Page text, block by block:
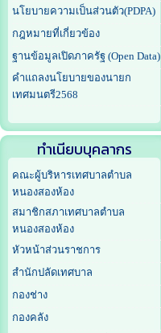
นโยบายความเป็นส่วนตัว(PDPA)
กฎหมายที่เกี่ยวข้อง
ฐานข้อมูลเปิดภาครัฐ (Open Data)
คำแถลงนโยบายของนายก
เทศมนตรี2568
ทำเนียบบุคลากร
คณะผู้บริหารเทศบาลตำบล
หนองสองห้อง
สมาชิกสภาเทศบาลตำบล
หนองสองห้อง
หัวหน้าส่วนราชการ
สำนักปลัดเทศบาล
กองช่าง
กองคลัง